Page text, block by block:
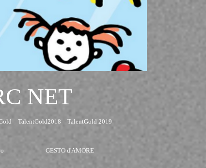
NET
TalentGold2018 TalentGold 2019
GESTO d'AMORE